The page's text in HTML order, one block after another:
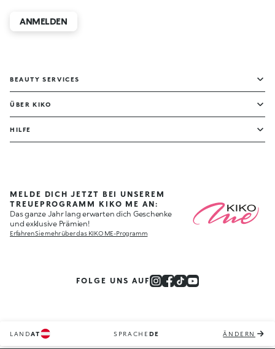
ANMELDEN
BEAUTY SERVICES
ÜBER KIKO
HILFE
MELDE DICH JETZT BEI UNSEREM
TREUEPROGRAMM KIKO ME AN:
Das ganze Jahr lang erwarten dich Geschenke
und exklusive Prämien!
Erfahren Sie mehr über das KIKO ME-Programm
FOLGE UNS AUF
LANDAT SPRACHE DE ÄNDERN